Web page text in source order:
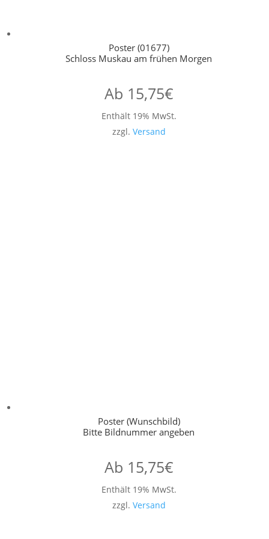
Poster (01677)
Schloss Muskau am frühen Morgen
Ab 15,75€
Enthält 19% MwSt.
zzgl. Versand
Poster (Wunschbild)
Bitte Bildnummer angeben
Ab 15,75€
Enthält 19% MwSt.
zzgl. Versand